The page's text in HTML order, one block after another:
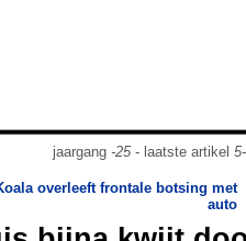
jaargang -25- laatste artikel
overleeft frontale botsing met
auto